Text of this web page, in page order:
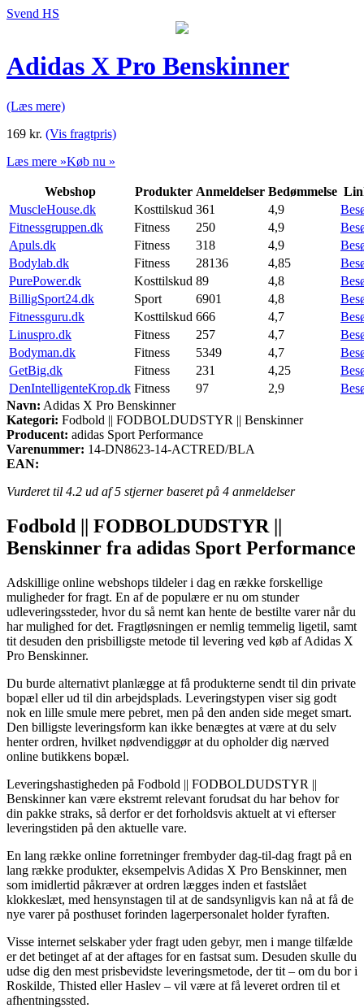
Svend HS
Adidas X Pro Benskinner
(Læs mere)
169 kr. (Vis fragtpris)
Læs mere »Køb nu »
Webshop Produkter Anmeldelser Bedømmelse
MuscleHouse.dk
Kosttilskud 361 4,9
Fitnessgruppen.dk
Fitness 250 4,9
Apuls.dk
Fitness 318 4,9
Bodylab.dk
Fitness 28136 4,85
PurePower.dk
Kosttilskud 89 4,8
BilligSport24.dk
Sport 6901 4,8
Fitnessguru.dk
Kosttilskud 666 4,7
Linuspro.dk
Fitness 257 4,7
Bodyman.dk
Fitness 5349 4,7
GetBig.dk
Fitness 231 4,25
DenIntelligenteKrop.dk Fitness 97 2,9
Navn: Adidas X Pro Benskinner
Kategori: Fodbold || FODBOLDUDSTYR || Benskinner
Producent: adidas Sport Performance
Varenummer: 14-DN8623-14-ACTRED/BLA
EAN:
Vurderet til 4.2 ud af 5 stjerner baseret på 4 anmeldelser
Fodbold || FODBOLDUDSTYR ||
Benskinner fra adidas Sport Performance
Adskillige online webshops tildeler i dag en række forskellige
muligheder for fragt. En af de populære er nu om stunder
udleveringssteder, hvor du så nemt kan hente de bestilte varer når du
har mulighed for det. Fragtløsningen er nemlig temmelig ligetil, samt
tit desuden den prisbilligste metode til levering ved køb af Adidas X
Pro Benskinner.
Du burde alternativt planlægge at få produkterne sendt til din private
bopæl eller ud til din arbejdsplads. Leveringstypen viser sig godt
nok en lille smule mere pebret, men på den anden side meget smart.
Den billigste leveringsform kan ikke benægtes at være at du selv
henter ordren, hvilket nødvendiggør at du opholder dig nærved
online butikkens bopæl.
Leveringshastigheden på Fodbold || FODBOLDUDSTYR ||
Benskinner kan være ekstremt relevant forudsat du har behov for
din pakke straks, så derfor er det forholdsvis aktuelt at vi efterser
leveringstiden på den aktuelle vare.
En lang række online forretninger frembyder dag-til-dag fragt på en
lang række produkter, eksempelvis Adidas X Pro Benskinner, men
som imidlertid påkræver at ordren lægges inden et fastslået
klokkeslæt, med hensynstagen til at de sandsynligvis kan nå at få de
nye varer på posthuset forinden lagerpersonalet holder fyraften.
Visse internet selskaber yder fragt uden gebyr, men i mange tilfælde
er det betinget af at der aftages for en fastsat sum. Desuden skulle du
udse dig den mest prisbevidste leveringsmetode, der tit – om du bor i
Roskilde, Thisted eller Haslev – vil være at få leveret ordren til et
afhentningssted.